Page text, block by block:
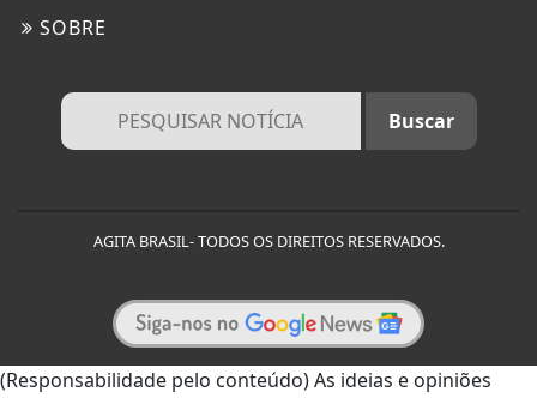
SOBRE
AGITA BRASIL- TODOS OS DIREITOS RESERVADOS.
(Responsabilidade pelo conteúdo) As ideias e opiniões